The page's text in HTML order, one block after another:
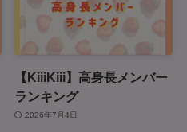
【KiiiKiii】高身長メンバー
ランキング
2026年7月4日